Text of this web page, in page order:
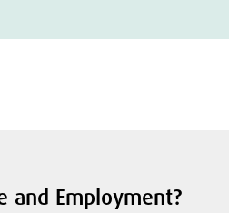
and Employment?